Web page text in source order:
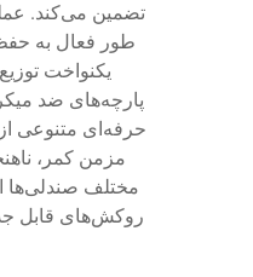
طور فعال به
یکنواخت
پارچه‌های ضد
حرفه‌ای متنوعی
مزمن کمر،
مختلف صندلی‌ها
روکش‌های قابل